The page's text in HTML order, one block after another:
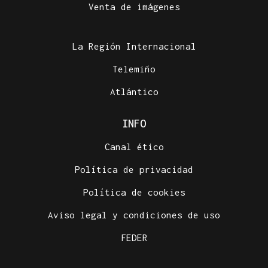
Venta de imágenes
La Región Internacional
Telemiño
Atlántico
INFO
Canal ético
Política de privacidad
Política de cookies
Aviso legal y condiciones de uso
FEDER